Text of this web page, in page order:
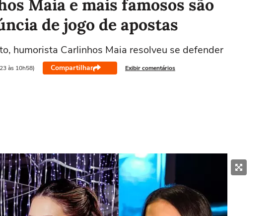
Maia e mais famosos são
de jogo de apostas
humorista Carlinhos Maia resolveu se defender
às 10h58) Compartilhar Exibir comentários